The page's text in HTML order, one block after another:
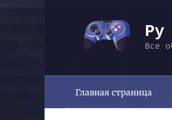
Ру
Все
Главная страница